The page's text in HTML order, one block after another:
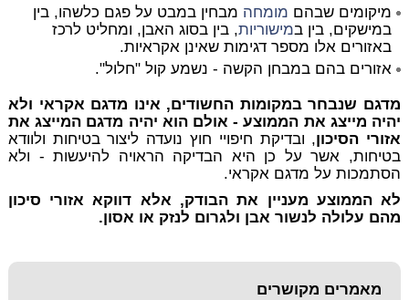
מיקומים שבהם מומחה מבחין במבט על פגם כלשהו, בין
במישקים, בין במישוריות, בין בסוג האבן, ומחליט לרכז
באזורים אלו מספר דגימות שאינן אקראיות.
אזורים בהם במבחן הקשה - נשמע קול "חלול".
מדגם שנבחר במקומות החשודים, אינו מדגם אקראי ולא
יהיה מייצג את הממוצע - אולם הוא יהיה מדגם המייצג את
אזורי הסיכון, ובדיקת חיפויי חוץ נועדה ליצור בטיחות ולוודא
בטיחות, אשר על כן היא הבדיקה הראויה להיעשות - ולא
הסתמכות על מדגם אקראי.
לא הממוצע מעניין את הבודק, אלא דווקא אזורי סיכון
מהם עלולה לנשור אבן ולגרום לנזק או אסון.
מאמרים מקושרים